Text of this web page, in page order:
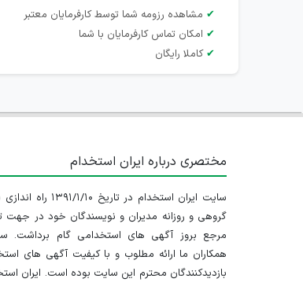
✔ مشاهده رزومه شما توسط کارفرمایان معتبر
✔ امکان تماس کارفرمایان با شما
✔ کاملا رایگان
مختصری درباره ایران استخدام
سایت ایران استخدام در
گروهی و روزانه مدیران و نویسندگان خود در جهت
مرجع بروز آگهی های استخدامی گام برداشت.
همکاران ما ارائه مطلوب و با کیفیت آگهی های
بازدیدکنندگان محترم این سایت بوده است. ایران